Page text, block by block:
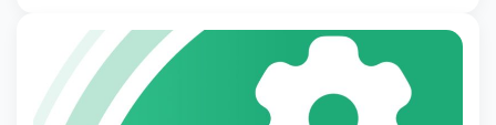
простотой работы IoT скрывается сложная
инфраструктура, требующая постоянного контроля и
настройки. Именно здесь на первый […]